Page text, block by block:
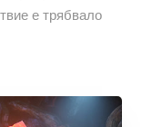
е трябвало